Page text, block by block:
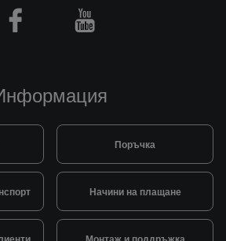
Поръчка
Начини на плащане
Монтаж и поддръжка
Facebook Youtube